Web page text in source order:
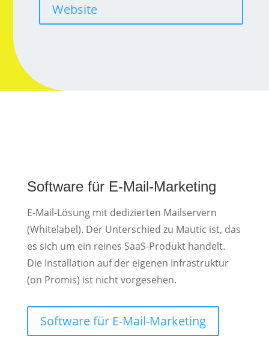
Website
Software für E-Mail-Marketing
E-Mail-Lösung mit dedizierten Mailservern
(Whitelabel). Der Unterschied zu Mautic ist, das
es sich um ein reines SaaS-Produkt handelt.
Die Installation auf der eigenen Infrastruktur
(on Promis) ist nicht vorgesehen.
Software für E-Mail-Marketing